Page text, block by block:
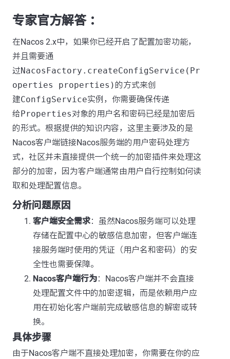
专家官方解答 ：
在Nacos 2.x中，如果你已经开启了配置加密功能，
并且需要通
过NacosFactory.createConfigService(Pr
operties properties) 的方式来创
建ConfigService实例，你需要确保传递
给Properties对象的用户名和密码已经是加密后
的形式。根据提供的知识内容，这里主要涉及的是
Nacos客户端链接Nacos服务端的用户密码处理方
式，社区并未直接提供一个统一的加密插件来处理这
部分的加密，因为客户端通常由用户自行控制如何读
取和处理配置信息。
分析问题原因
客户端安全需求：虽然Nacos服务端可以处理
存储在配置中心的敏感信息加密，但客户端连
接服务端时使用的凭证（用户名和密码）的安
全性也需要保障。
Nacos客户端行为：Nacos客户端并不会直接
处理配置文件中的加密逻辑，而是依赖用户应
用在初始化客户端前完成敏感信息的解密或转
换。
具体步骤
由于Nacos客户端不直接处理加密，你需要在你的应